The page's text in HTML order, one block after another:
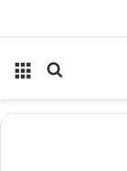
بحث